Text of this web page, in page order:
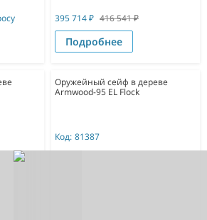
395 714₽ 416 541₽
Подробнее
Оружейный сейф в дереве
Armwood-95 EL Flock
Код: 81387